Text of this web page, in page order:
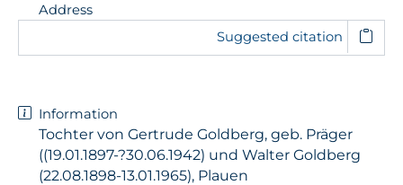
Address
Suggested citation
Information
Tochter von Gertrude Goldberg, geb. Präger
((19.01.1897-?30.06.1942) und Walter Goldberg
(22.08.1898-13.01.1965), Plauen